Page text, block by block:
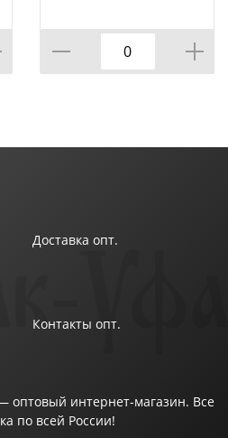
(КОР=12ШТ)
Доставка опт.
Контакты опт.
оптовый интернет-магазин. Все
по всей России!